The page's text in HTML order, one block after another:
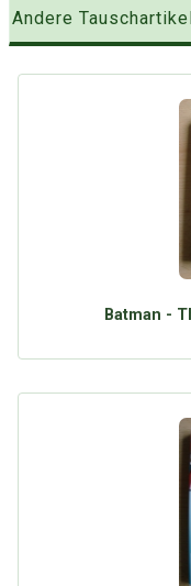
Andere
Batman -